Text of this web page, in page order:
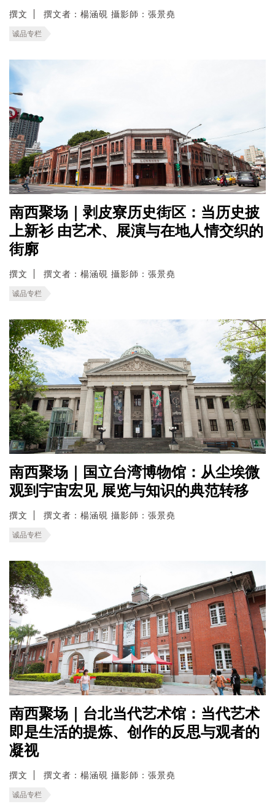
撰文 撰文者：楊涵硯 攝影師：張景堯
诚品专栏
南西聚场｜剥皮寮历史街区：当历史披
上新衫 由艺术、展演与在地人情交织的
街廓
撰文 撰文者：楊涵硯 攝影師：張景堯
诚品专栏
南西聚场｜国立台湾博物馆：从尘埃微
观到宇宙宏见 展览与知识的典范转移
撰文 撰文者：楊涵硯 攝影師：張景堯
诚品专栏
南西聚场｜台北当代艺术馆：当代艺术
即是生活的提炼、创作的反思与观者的
凝视
撰文 撰文者：楊涵硯 攝影師：張景堯
诚品专栏